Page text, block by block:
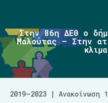
Στην 86η ΔΕΘ ο
Μαλούτας – Στην
2019–2023 | Ανακοίνωση